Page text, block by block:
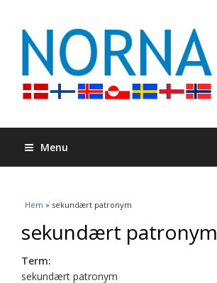
Menu
Du är här
Hem » sekundært patronym
sekundært patronym
Term:
sekundært patronym